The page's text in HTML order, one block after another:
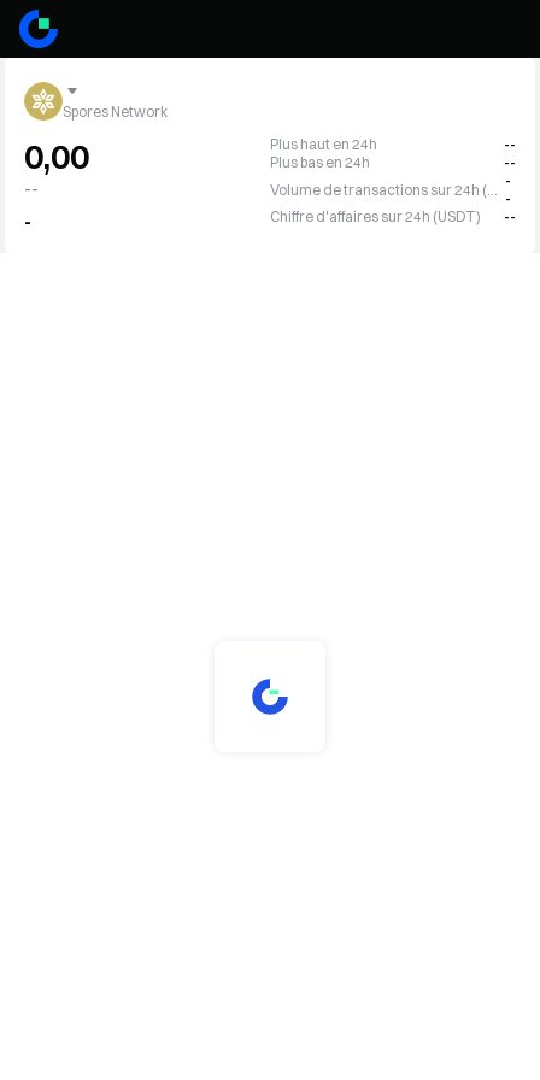
Spores Network
0,00
--
-
Plus haut en 24h
--
Plus bas en 24h
--
-
-
Chiffre d'affaires sur 24h (USDT)
--